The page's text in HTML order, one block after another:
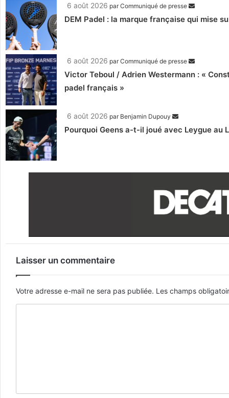
6 août 2026 parCommuniqué de presse
DEM Padel : la marque française qui mise
6 août 2026 parCommuniqué de presse
Victor Teboul / Adrien Westermann : «
padel français »
6 août 2026 par Benjamin Dupouy
Pourquoi Geens a-t-il joué avec Leygue au
Laisser un commentaire
Votre adresse e-mail ne sera pas publiée. Les champs